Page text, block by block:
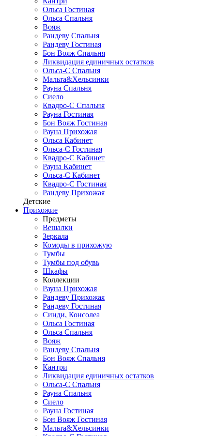
Ольса Гостиная
Ольса Спальня
Вояж
Рандеву Спальня
Рандеву Гостиная
Бон Вояж Спальня
Ликвидация единичных остатков
Ольса-С Спальня
Мальта&Хельсинки
Рауна Спальня
Сиело
Квадро-С Спальня
Рауна Гостиная
Бон Вояж Гостиная
Рауна Прихожая
Ольса Кабинет
Ольса-С Гостиная
Квадро-С Кабинет
Рауна Кабинет
Ольса-С Кабинет
Квадро-С Гостиная
Рандеву Прихожая
Детские
Прихожие
Предметы
Вешалки
Зеркала
Комоды в прихожую
Тумбы
Тумбы под обувь
Шкафы
Коллекции
Рауна Прихожая
Рандеву Прихожая
Рандеву Гостиная
Синди, Консолеа
Ольса Гостиная
Ольса Спальня
Вояж
Рандеву Спальня
Бон Вояж Спальня
Кантри
Ликвидация единичных остатков
Ольса-С Спальня
Рауна Спальня
Сиело
Рауна Гостиная
Бон Вояж Гостиная
Мальта&Хельсинки